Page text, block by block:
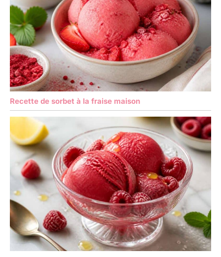
Recette de sorbet à la fraise maison